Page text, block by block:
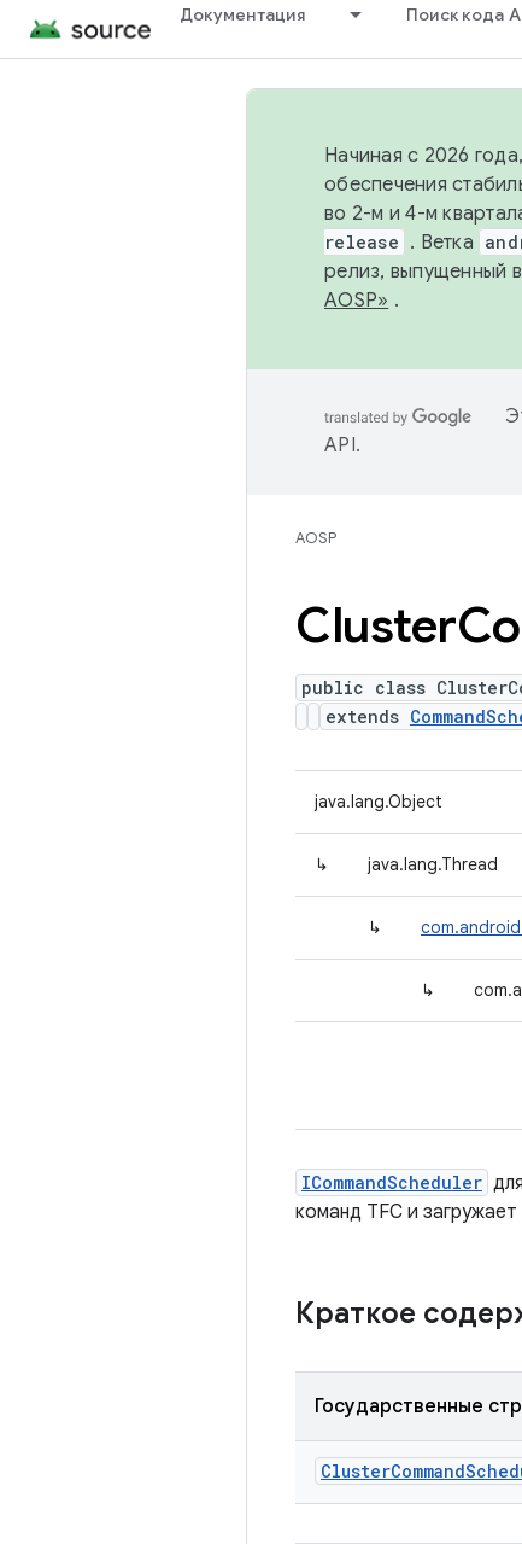
Документация Поиск кода
Начиная с 2026
обеспечения
во 2-м и 4-м
release . Ветка
релиз, выпущенный
AOSP» .
API.
AOSP
Cluster
public class
extends
java.lang.Object
↳ java.lang.Thread
↳
↳
ICommandScheduler
команд TFC и
Краткое
Государственные
ClusterCommand